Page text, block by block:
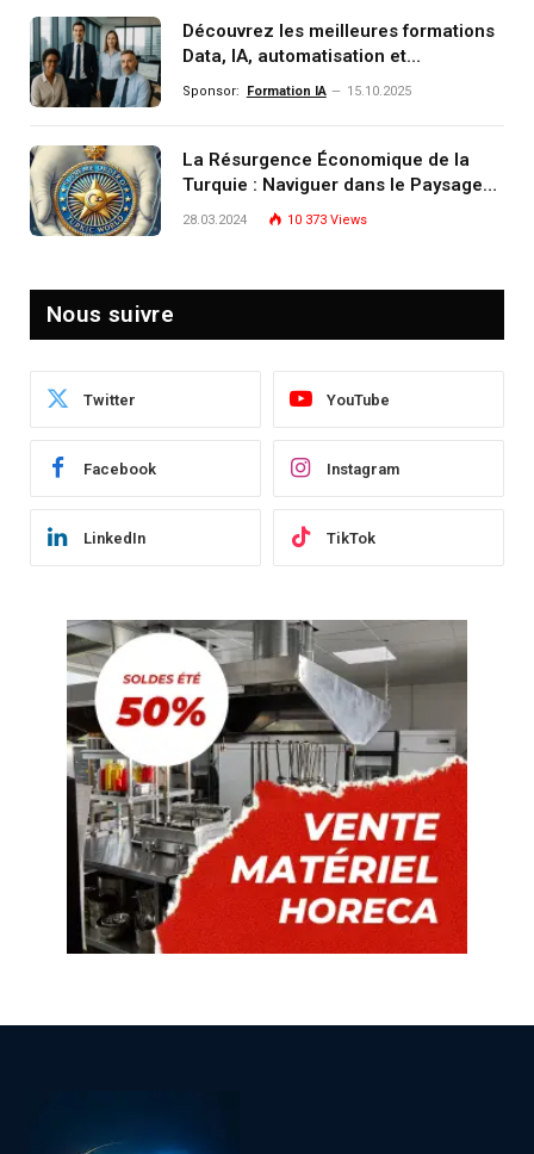
Découvrez les meilleures formations
Data, IA, automatisation et
investissement (gestion de
Sponsor: Formation IA 15.10.2025
La Résurgence Économique de la
Turquie : Naviguer dans le Paysage
Post-Crise
28.03.2024 10 373 Views
Nous suivre
Twitter YouTube
Facebook Instagram
LinkedIn TikTok